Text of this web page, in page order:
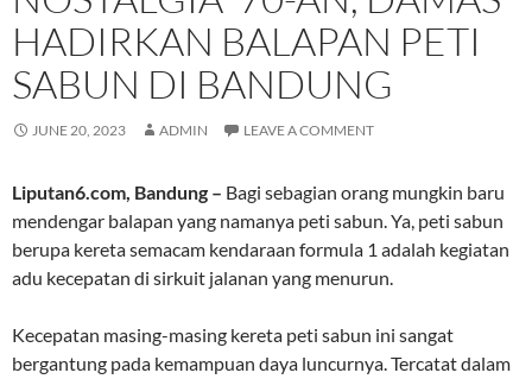
HADIRKAN BALAPAN PETI
SABUN DI BANDUNG
JUNE 20, 2023 ADMIN LEAVE A COMMENT
Liputan6.com, Bandung – Bagi sebagian orang mungkin baru
mendengar balapan yang namanya peti sabun. Ya, peti sabun
berupa kereta semacam kendaraan formula 1 adalah kegiatan
adu kecepatan di sirkuit jalanan yang menurun.
Kecepatan masing-masing kereta peti sabun ini sangat
bergantung pada kemampuan daya luncurnya. Tercatat dalam